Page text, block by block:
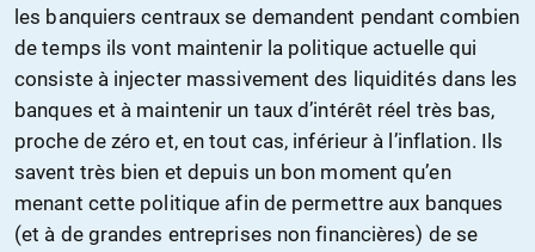
les banquiers centraux se demandent pendant combien
de temps ils vont maintenir la politique actuelle qui
consiste à injecter massivement des liquidités dans les
banques et à maintenir un taux d’intérêt réel très bas,
proche de zéro et, en tout cas, inférieur à l’inflation. Ils
savent très bien et depuis un bon moment qu’en
menant cette politique afin de permettre aux banques
(et à de grandes entreprises non financières) de se